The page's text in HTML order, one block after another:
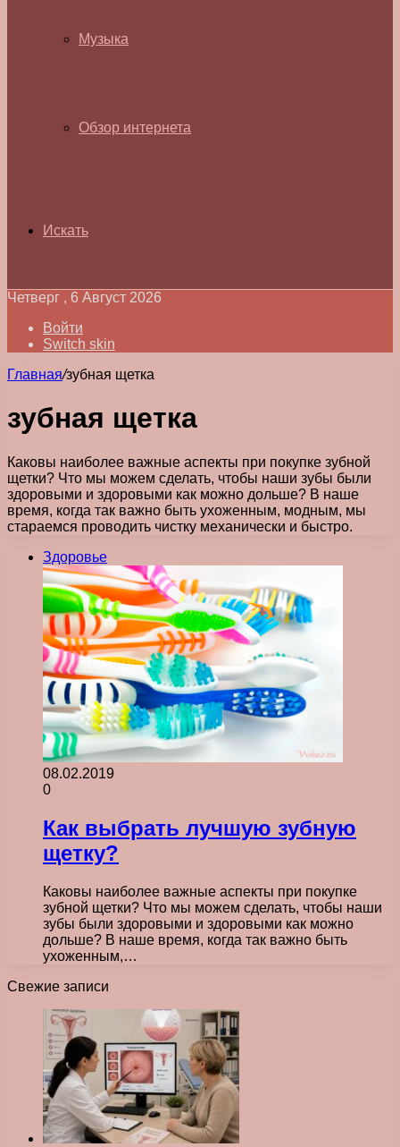
Музыка
Обзор интернета
Искать
Четверг , 6 Август 2026
Войти
Switch skin
Главная/зубная щетка
зубная щетка
Каковы наиболее важные аспекты при покупке зубной
щетки? Что мы можем сделать, чтобы наши зубы были
здоровыми и здоровыми как можно дольше? В наше
время, когда так важно быть ухоженным, модным, мы
стараемся проводить чистку механически и быстро.
Здоровье
08.02.2019
0
Как выбрать лучшую зубную
щетку?
Каковы наиболее важные аспекты при покупке
зубной щетки? Что мы можем сделать, чтобы наши
зубы были здоровыми и здоровыми как можно
дольше? В наше время, когда так важно быть
ухоженным,…
Свежие записи